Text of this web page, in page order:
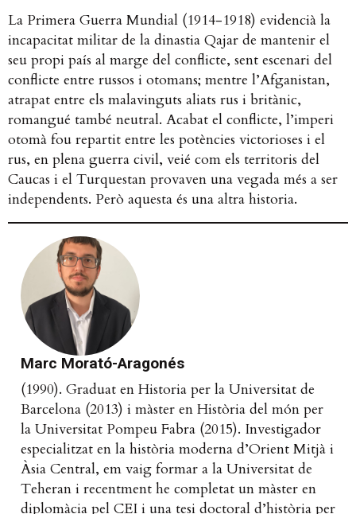
La Primera Guerra Mundial (1914-1918) evidencià la
incapacitat militar de la dinastia Qajar de mantenir el
seu propi país al marge del conflicte, sent escenari del
conflicte entre russos i otomans; mentre l’Afganistan,
atrapat entre els malavinguts aliats rus i britànic,
romangué també neutral. Acabat el conflicte, l’imperi
otomà fou repartit entre les potències victorioses i el
rus, en plena guerra civil, veié com els territoris del
Caucas i el Turquestan provaven una vegada més a ser
independents. Però aquesta és una altra historia.
Marc Morató-Aragonés
(1990). Graduat en Historia per la Universitat de
Barcelona (2013) i màster en Història del món per
la Universitat Pompeu Fabra (2015). Investigador
especialitzat en la història moderna d’Orient Mitjà i
Àsia Central, em vaig formar a la Universitat de
Teheran i recentment he completat un màster en
diplomàcia pel CEI i una tesi doctoral d’història per